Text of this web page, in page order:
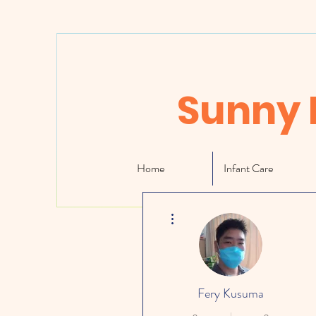
Sunny
Home Infant Care
Fery Kusuma